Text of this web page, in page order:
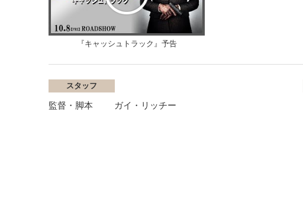
『キャッシュトラック』予告
スタッフ
監督・脚本 ガイ・リッチー